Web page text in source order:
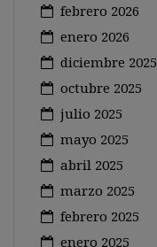
febrero 2026
enero 2026
diciembre 2025
octubre 2025
julio 2025
mayo 2025
abril 2025
marzo 2025
febrero 2025
enero 2025